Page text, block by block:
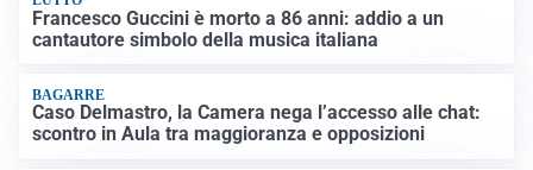
Francesco Guccini è morto a 86 anni: addio a un
cantautore simbolo della musica italiana
BAGARRE
Caso Delmastro, la Camera nega l’accesso alle chat:
scontro in Aula tra maggioranza e opposizioni